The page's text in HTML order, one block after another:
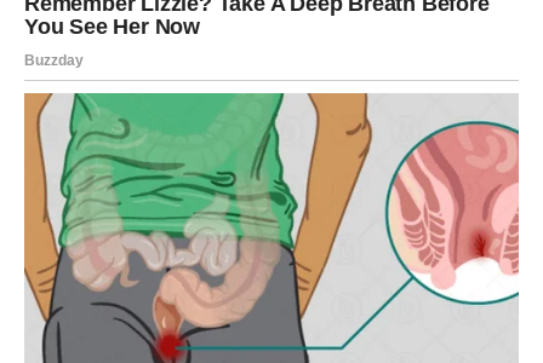
emotivne nagrade i karmičkog balansa, jer Ribe dobijaju
Moguća je romansa, oproštaj, isceljenje ili osećaj
unutrašnje lakoće koji menja pogled na život.
Ključ moći:Ne sumnjajte u svoju intuiciju – ona je sada
vaša najveća snaga.